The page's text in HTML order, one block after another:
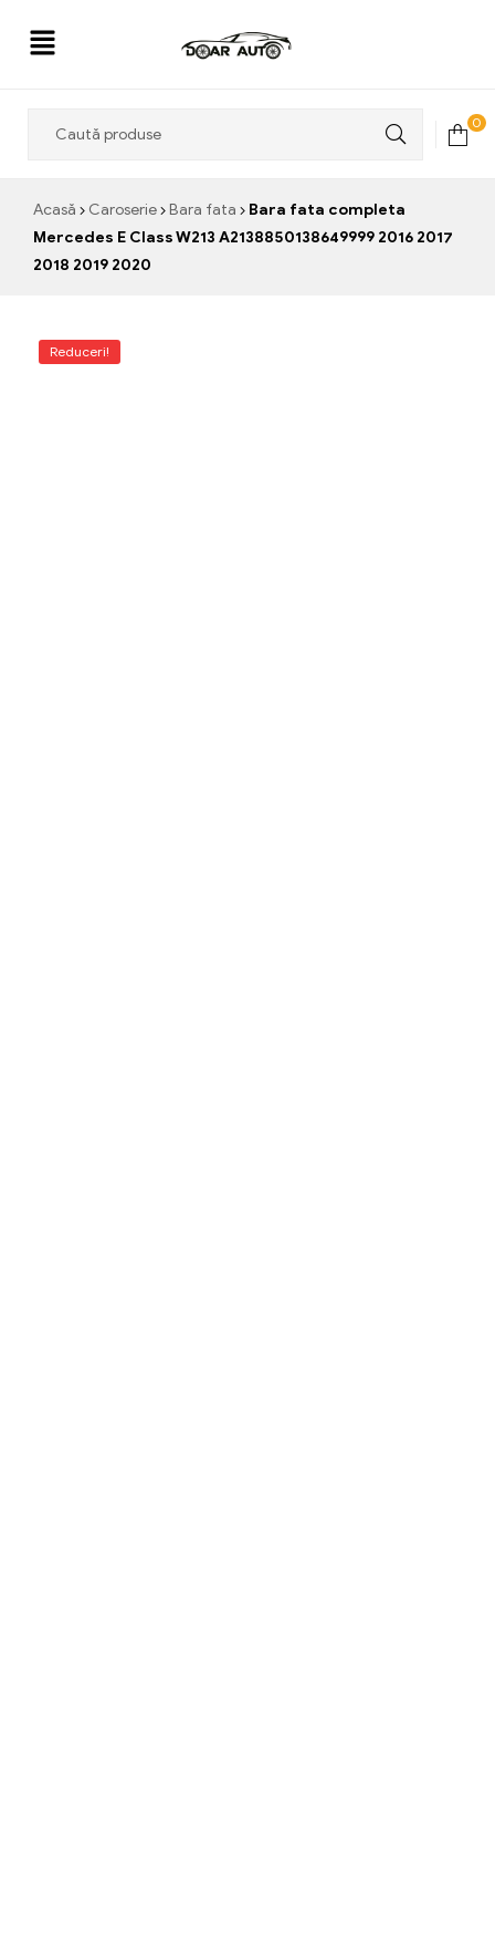
0
Acasă Caroserie Bara fata
Bara fata completa
Mercedes E Class W213 A2138850138649999 2016 2017
2018 2019 2020
Reduceri!